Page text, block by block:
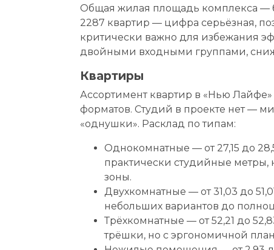
Общая жилая площадь комплекса —
2287 квартир — цифра серьёзная,
критически важно для избежания
двойными входными группами,
Квартиры
Ассортимент квартир в «Нью
форматов. Студий в проекте нет —
«однушки». Расклад по типам:
Однокомнатные — от 27,15 до
практически студийные
зоны.
Двухкомнатные — от 31,03 до
небольших вариантов до
Трёхкомнатные — от 52,21 до
трёшки, но с эргономичной